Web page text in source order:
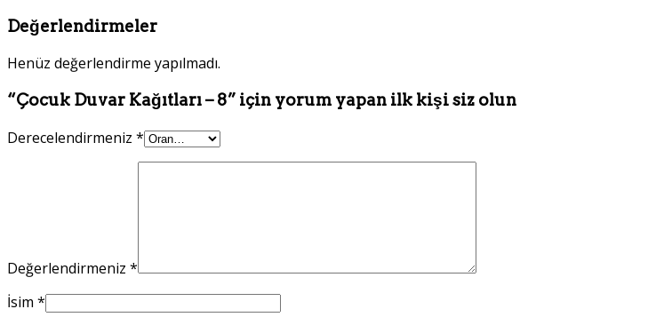
Değerlendirmeler
Henüz değerlendirme yapılmadı.
“Çocuk Duvar Kağıtları – 8” için yorum yapan ilk kişi siz olun
Derecelendirmeniz *
Değerlendirmeniz *
İsim *